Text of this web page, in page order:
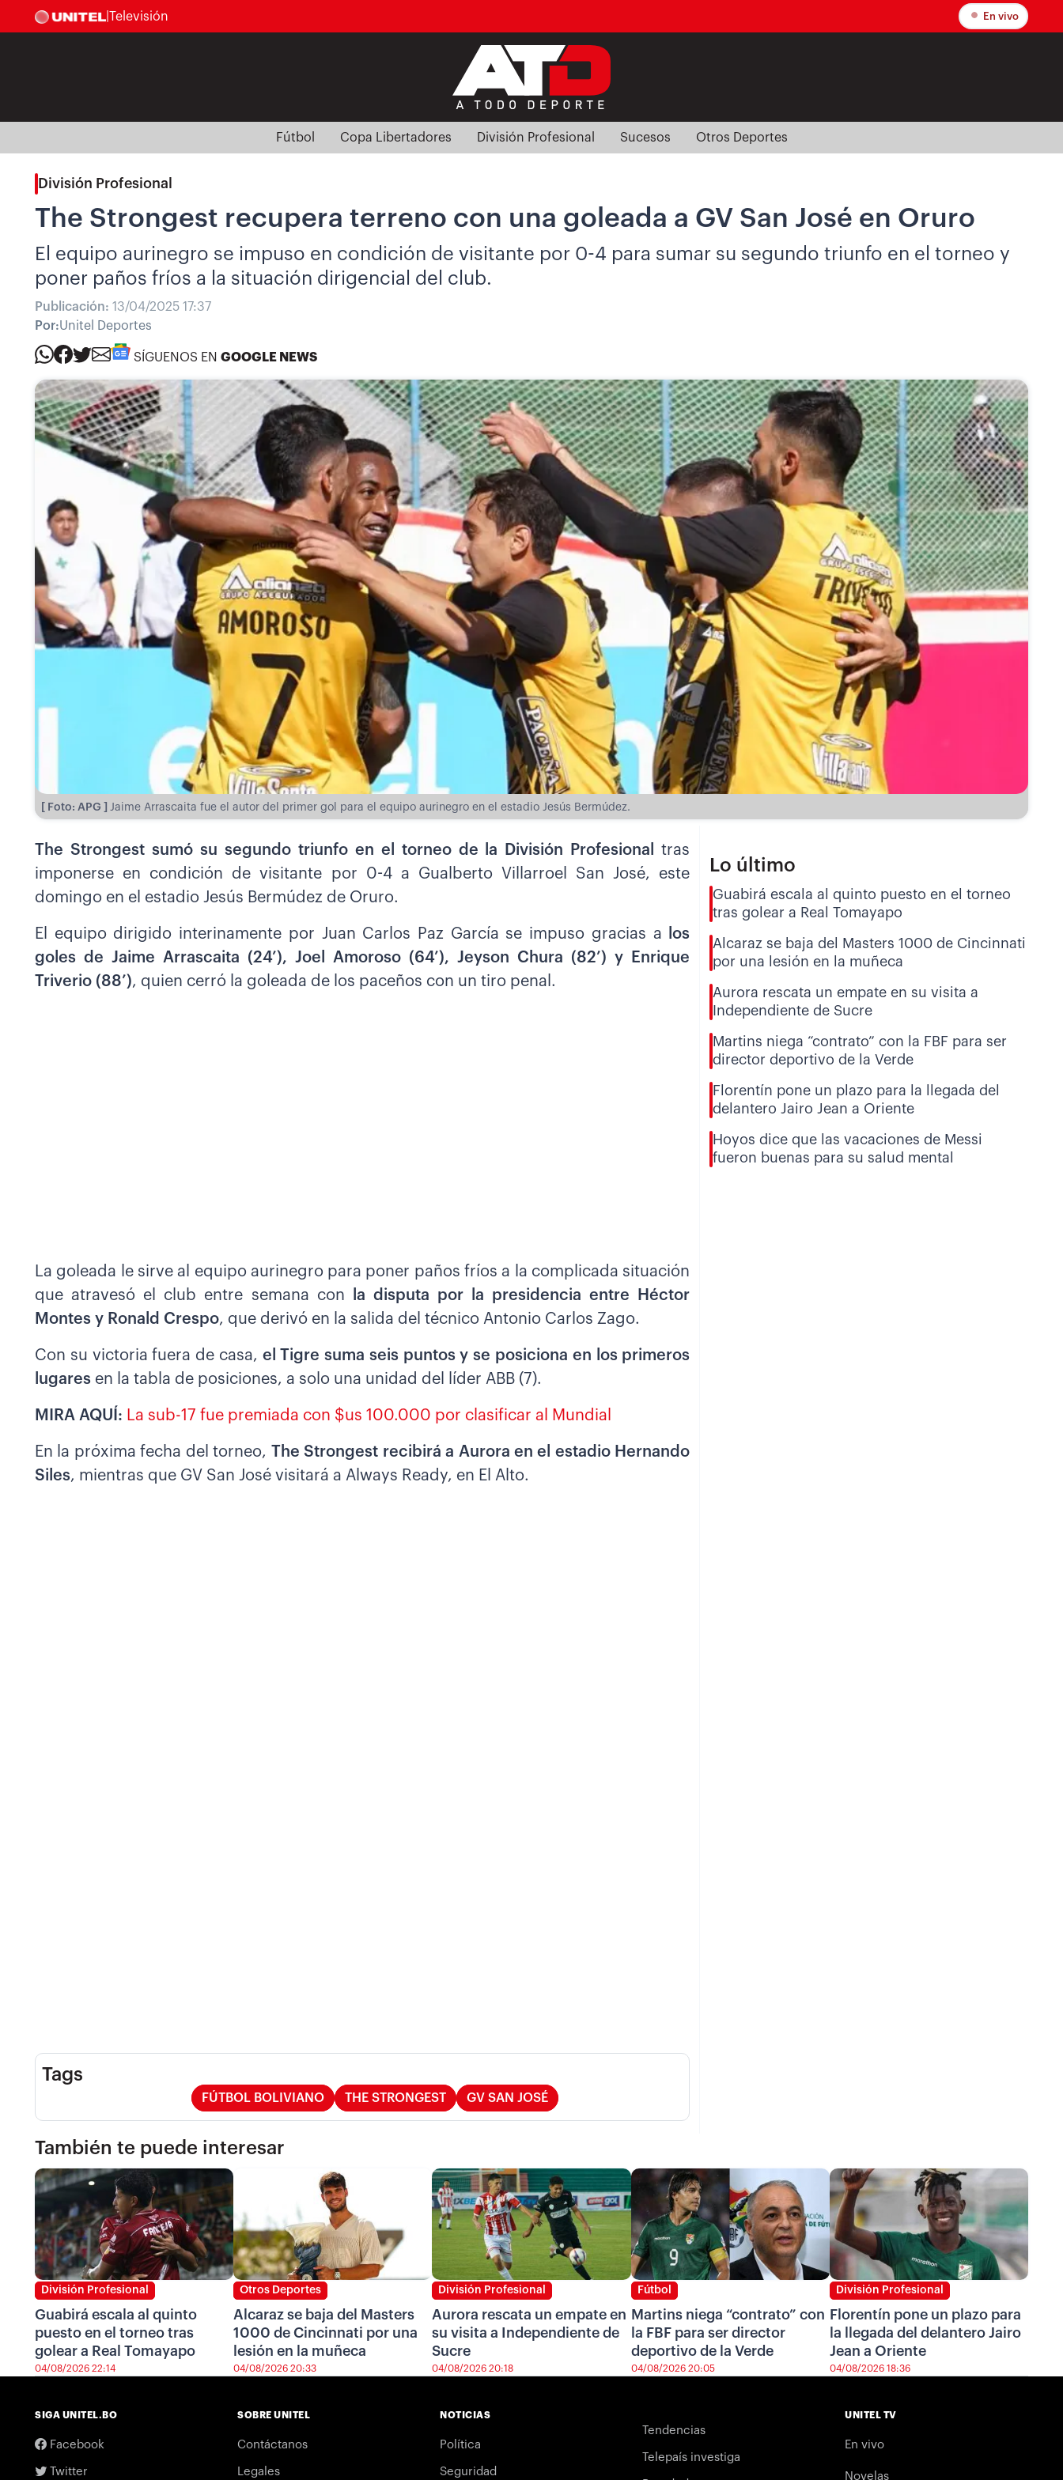
Televisión En vivo
Fútbol Copa Libertadores División Profesional Sucesos Otros Deportes
División Profesional
The Strongest recupera terreno con una goleada a GV San José en Oruro
El equipo aurinegro se impuso en condición de visitante por 0-4 para sumar su segundo triunfo en el torneo y
poner paños fríos a la situación dirigencial del club.
Publicación: 13/04/2025 17:37
Por:Unitel Deportes
SÍGUENOS EN GOOGLE NEWS
[ Foto: APG ] Jaime Arrascaita fue el autor del primer gol para el equipo aurinegro en el estadio Jesús Bermúdez.
The Strongest sumó su segundo triunfo en el torneo de la División Profesional
tras
imponerse en condición de visitante por 0-4 a Gualberto Villarroel San José, este
domingo en el estadio Jesús Bermúdez de Oruro.
El equipo dirigido interinamente por Juan Carlos Paz García se impuso gracias a
los
goles de Jaime Arrascaita (24’), Joel Amoroso (64’), Jeyson Chura (82’) y Enrique
Triverio (88’), quien cerró la goleada de los paceños con un tiro penal.
La goleada le sirve al equipo aurinegro para poner paños fríos a la complicada situación
que atravesó el club entre semana con
la disputa por la presidencia entre Héctor
Montes y Ronald Crespo, que derivó en la salida del técnico Antonio Carlos Zago.
Con su victoria fuera de casa, el Tigre suma seis puntos y se posiciona en los primeros
lugares en la tabla de posiciones, a solo una unidad del líder ABB (7).
MIRA AQUÍ: La sub-17 fue premiada con $us 100.000 por clasificar al Mundial
En la próxima fecha del torneo, The Strongest recibirá a Aurora en el estadio Hernando
Siles, mientras que GV San José visitará a Always Ready, en El Alto.
Tags
FÚTBOL BOLIVIANO THE STRONGEST GV SAN JOSÉ
Lo último
Guabirá escala al quinto puesto en el torneo
tras golear a Real Tomayapo
Alcaraz se baja del Masters 1000 de Cincinnati
por una lesión en la muñeca
Aurora rescata un empate en su visita a
Independiente de Sucre
Martins niega “contrato” con la FBF para ser
director deportivo de la Verde
Florentín pone un plazo para la llegada del
delantero Jairo Jean a Oriente
Hoyos dice que las vacaciones de Messi
fueron buenas para su salud mental
También te puede interesar
División Profesional
Guabirá escala al quinto
puesto en el torneo tras
golear a Real Tomayapo
04/08/2026 22:14
Otros Deportes
Alcaraz se baja del Masters
1000 de Cincinnati por una
lesión en la muñeca
04/08/2026 20:33
División Profesional
Aurora rescata un empate en
su visita a Independiente de
Sucre
04/08/2026 20:18
Fútbol
Martins niega “contrato” con
la FBF para ser director
deportivo de la Verde
04/08/2026 20:05
División Profesional
Florentín pone un plazo para
la llegada del delantero Jairo
Jean a Oriente
04/08/2026 18:36
SIGA UNITEL.BO
Facebook
Twitter
SOBRE UNITEL
Contáctanos
Legales
NOTICIAS
Política
Seguridad
Tendencias
Telepaís investiga
UNITEL TV
En vivo
Novelas